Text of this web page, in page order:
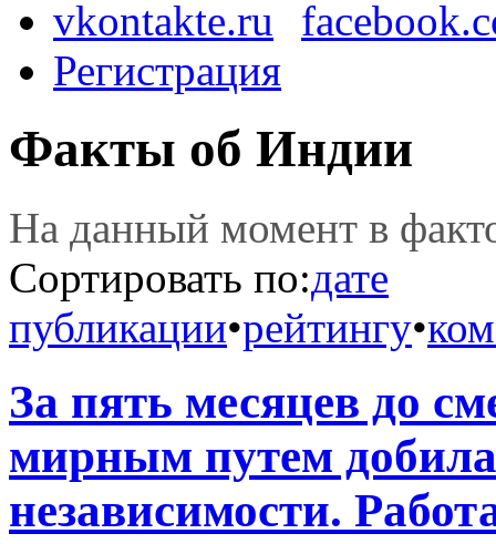
Регистрация
Факты об Индии
На данный момент в
Сортировать по:дате
публикации•рейтингу•
За пять месяцев до
мирным путем
независимости.